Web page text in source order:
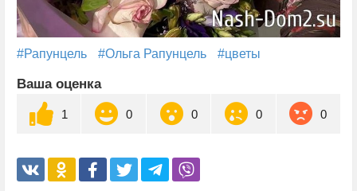
#Рапунцель #Ольга Рапунцель #цветы
Ваша оценка
1 0 0 0 0